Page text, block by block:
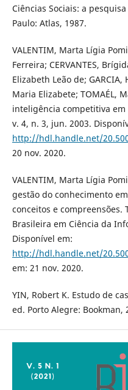
Ciências Sociais: a
Paulo: Atlas, 1987.
VALENTIM, Marta Lígia
Ferreira; CERVANTES,
Elizabeth Leão de;
Maria Elizabete; TOMAÉL,
inteligência competitiva em
v. 4, n. 3, jun. 2003.
http://hdl.handle.net/
20 nov. 2020.
VALENTIM, Marta Lígia
gestão do conhecimento
conceitos e compreensões.
Brasileira em Ciência da
Disponível em:
http://hdl.handle.net/
em: 21 nov. 2020.
YIN, Robert K. Estudo de
ed. Porto Alegre: Bookman,